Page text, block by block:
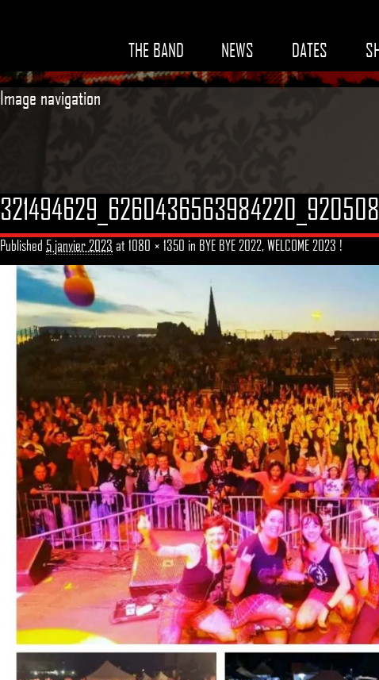
THE BAND NEWS DATES
Image navigation
Published 5 janvier 2023 at 1080 × 1350 in BYE BYE 2022, WELCOME 2023 !